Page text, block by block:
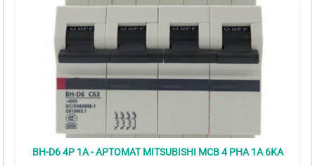
BH-D6 4P 1A - APTOMAT MITSUBISHI MCB 4 PHA 1A 6KA